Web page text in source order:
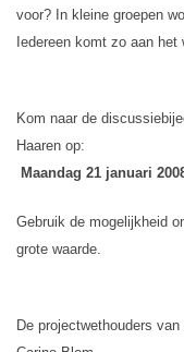
voor? In kleine groepen
Iedereen komt zo aan het
Kom naar de
Haaren op:
Maandag 21 januari
Gebruik de mogelijkheid
grote waarde.
De projectwethouders